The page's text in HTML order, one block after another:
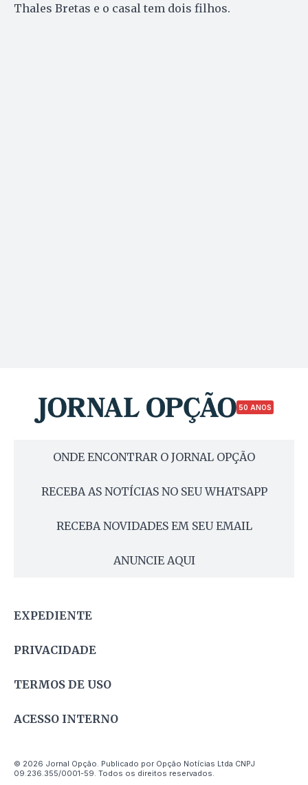
Thales Bretas e o casal tem dois filhos.
50 ANOS
ONDE ENCONTRAR O JORNAL OPÇÃO
RECEBA AS NOTÍCIAS NO SEU WHATSAPP
RECEBA NOVIDADES EM SEU EMAIL
ANUNCIE AQUI
EXPEDIENTE
PRIVACIDADE
TERMOS DE USO
ACESSO INTERNO
© 2026 Jornal Opção. Publicado por Opção Notícias Ltda CNPJ
09.236.355/0001-59. Todos os direitos reservados.